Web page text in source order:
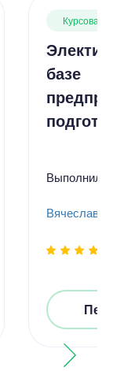
Курсовая
базе
Выполнил
Вячеслав